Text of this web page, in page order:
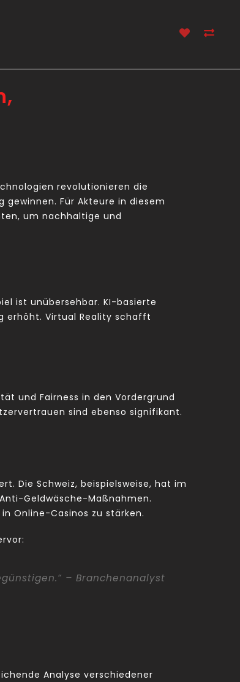
revolutionieren die
Für Akteure in diesem
um nachhaltige und
ist unübersehbar. KI-basierte
erhöht. Virtual Reality schafft
und Fairness in den Vordergrund
sind ebenso signifikant.
Die Schweiz, beispielsweise, hat im
Geldwäsche-Maßnahmen.
Online-Casinos zu stärken.
– Branchenanalyst
Analyse verschiedener